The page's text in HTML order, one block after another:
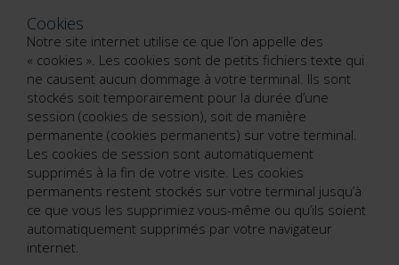
Cookies
Notre site internet utilise ce que l’on appelle des
« cookies ». Les cookies sont de petits fichiers texte qui
ne causent aucun dommage à votre terminal. Ils sont
stockés soit temporairement pour la durée d’une
session (cookies de session), soit de manière
permanente (cookies permanents) sur votre terminal.
Les cookies de session sont automatiquement
supprimés à la fin de votre visite. Les cookies
permanents restent stockés sur votre terminal jusqu’à
ce que vous les supprimiez vous-même ou qu’ils soient
automatiquement supprimés par votre navigateur
internet.